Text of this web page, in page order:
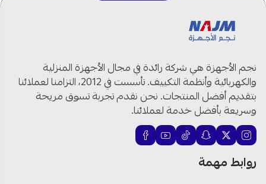
نجم الأجهزة هي شركة رائدة في مجال الأجهزة المنزلية
والكهربائية وأنظمة التكييف. تأسست في 2012، التزامنا لعملائنا
بتقديم أفضل المنتجات. نحن نقدم تجربة تسوق مريحة
وسريعة بأفضل خدمة لعملائنا.
روابط مهمة